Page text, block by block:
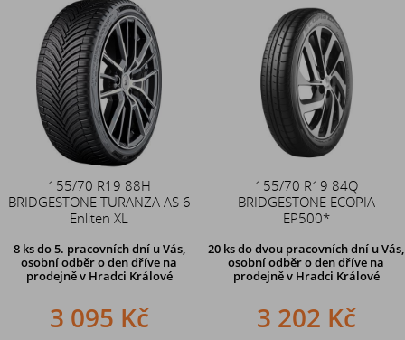
155/70 R19 88H
BRIDGESTONE TURANZA AS 6
Enliten XL
8 ks do 5. pracovních dní u Vás,
osobní odběr o den dříve na
prodejněv Hradci Králové
3 095 Kč
155/70 R19 84Q
BRIDGESTONE ECOPIA
EP500*
20 ksdo dvou pracovních dní u Vás,
osobní odběr o den dříve na
prodejně v Hradci Králové
3 202 Kč